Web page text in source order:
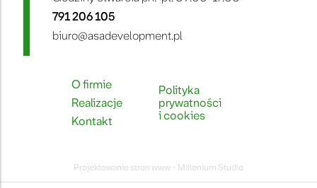
791 206 105
biuro@asadevelopment.pl
O firmie
Realizacje
Kontakt
Polityka
prywatności
i cookies
Projektowanie stron www - Millenium Studio